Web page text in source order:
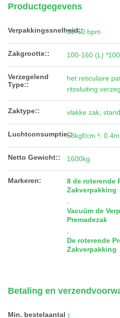
Productgegevens
Verpakkingssnelheid::30-50 bpm
Zakgrootte:: 100-160 (L)
Verzegelend
Type::
het reticulaire
ritssluiting
Zaktype:: vlakke zak,
Luchtconsumptie::58kgf/cm ²;
Netto Gewicht:: 1600kg
Markeren:
8 de roterende
Zakverpakking
Vacuüm de
Premadezak
De roterende
Zakverpakking
Betaling en
Min. bestelaantal 1